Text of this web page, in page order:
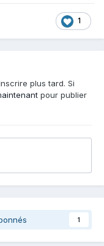
1
plus tard. Si
pour publier
1